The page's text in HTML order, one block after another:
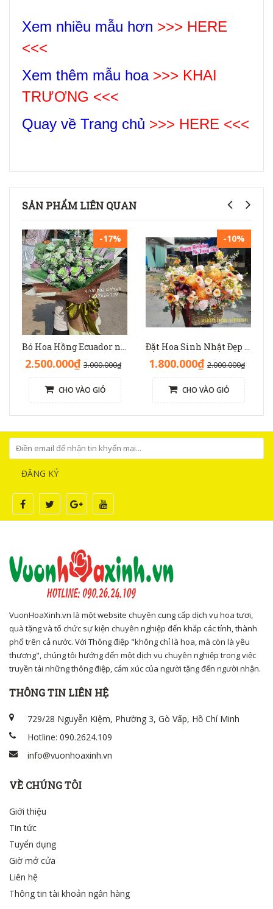
Xem nhiều mẫu hơn >>> HERE
<<<
Xem thêm mẫu hoa >>> KHAI
TRƯƠNG <<<
Quay về Trang chủ >>> HERE <<<
SẢN PHẨM LIÊN QUAN
-17%
Bó Hoa Hồng Ecuador nhập độc lạ sinh nhật - HB1141
2.500.000₫ 3.000.000₫
CHO VÀO GIỎ
-10%
Đặt Hoa Sinh Nhật Đẹp Sang Trọng: Lẵng Hoa Màu Nâu(Nude) - GH1093
1.800.000₫ 2.000.000₫
CHO VÀO GIỎ
ĐĂNG KÝ
VuonHoaXinh.vn là một website chuyên cung cấp dịch vụ hoa tươi,
quà tặng và tổ chức sự kiện chuyên nghiệp đến khắp các tỉnh, thành
phố trên cả nước. Với Thông điệp "không chỉ là hoa, mà còn là yêu
thương", chúng tôi hướng đến một dịch vụ chuyên nghiệp trong việc
truyền tải những thông điệp, cảm xúc của người tặng đến người nhận.
THÔNG TIN LIÊN HỆ
729/28 Nguyễn Kiệm, Phường 3, Gò Vấp, Hồ Chí Minh
Hotline: 090.2624.109
info@vuonhoaxinh.vn
VỀ CHÚNG TÔI
Giới thiệu
Tin tức
Tuyển dụng
Giờ mở cửa
Liên hệ
Thông tin tài khoản ngân hàng